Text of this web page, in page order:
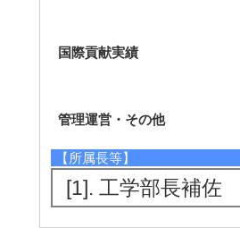
国際貢献実績
管理運営・その他
【所属長等】
[1]. 工学部長補佐